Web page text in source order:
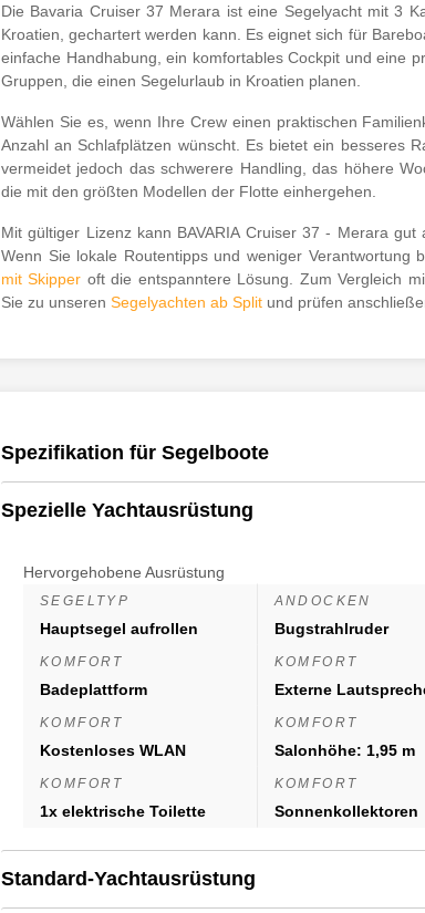
Die Bavaria Cruiser 37 Merara ist eine Segelyacht mit 3
Kroatien, gechartert werden kann. Es eignet sich für
einfache Handhabung, ein komfortables Cockpit und eine
Gruppen, die einen Segelurlaub in Kroatien planen.
Wählen Sie es, wenn Ihre Crew einen praktischen
Anzahl an Schlafplätzen wünscht. Es bietet ein besseres
vermeidet jedoch das schwerere Handling, das höhere
die mit den größten Modellen der Flotte einhergehen.
Mit gültiger Lizenz kann BAVARIA Cruiser 37 - Merara gut
Wenn Sie lokale Routentipps und weniger Verantwortung
mit Skipper oft die entspanntere Lösung. Zum Vergleich
Sie zu unseren Segelyachten ab Split und prüfen
Spezifikation für Segelboote
Spezielle Yachtausrüstung
Hervorgehobene Ausrüstung
SEGELTYP
Hauptsegel aufrollen
ANDOCKEN
Bugstrahlruder
KOMFORT
Badeplattform
KOMFORT
Externe
KOMFORT
Kostenloses WLAN
KOMFORT
Salonhöhe: 1,95 m
KOMFORT
1x elektrische Toilette
KOMFORT
Sonnenkollektoren
Standard-Yachtausrüstung